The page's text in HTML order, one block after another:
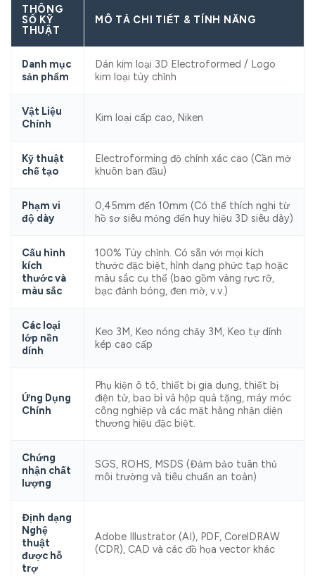
THÔNG
SỐ KỸ
THUẬT
MÔ TẢ CHI TIẾT & TÍNH NĂNG
Danh mục
sản phẩm
Dán kim loại 3D Electroformed / Logo
kim loại tùy chỉnh
Vật Liệu
Chính
Kim loại cấp cao, Niken
Kỹ thuật
chế tạo
Electroforming độ chính xác cao (Cần mở
khuôn ban đầu)
Phạm vi
độ dày
0,45mm đến 10mm (Có thể thích nghi từ
hồ sơ siêu mỏng đến huy hiệu 3D siêu dày)
Cấu hình
kích
thước và
màu sắc
100% Tùy chỉnh. Có sẵn với mọi kích
thước đặc biệt, hình dạng phức tạp hoặc
màu sắc cụ thể (bao gồm vàng rực rỡ,
bạc đánh bóng, đen mờ, v.v.)
Các loại
lớp nền
dính
Keo 3M, Keo nóng chảy 3M, Keo tự dính
kép cao cấp
Ứng Dụng
Chính
Phụ kiện ô tô, thiết bị gia dụng, thiết bị
điện tử, bao bì và hộp quà tặng, máy móc
công nghiệp và các mặt hàng nhận diện
thương hiệu đặc biệt.
Chứng
nhận chất
lượng
SGS, ROHS, MSDS (Đảm bảo tuân thủ
môi trường và tiêu chuẩn an toàn)
Định dạng
Nghệ
thuật
được hỗ
trợ
Adobe Illustrator (AI), PDF, CorelDRAW
(CDR), CAD và các đồ họa vector khác